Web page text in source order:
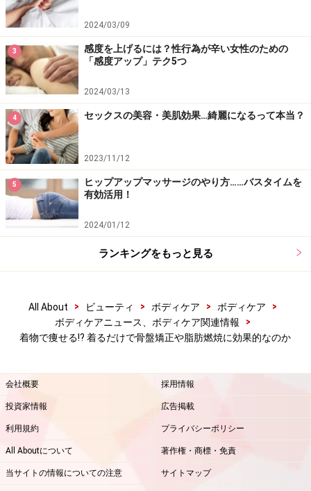
私はすっかり着物生活にハマッてしまいました。
「お出かけ着物」と「自宅で着物」では素
材や着付け方が少し違う
私が「自宅で着物を着ている」というと「大変じゃな
い？」とか「窮屈じゃないの？」と聞かれるのですが、
そんなことはありません。
お出かけ用の着物と自宅用の着物とでは、素材も着付け
以下に簡単にポイントを書いてみます。
2024/03/09
3
感度を上げるには？性行為が辛い女性のための
「感度アップ」テク5つ
2024/03/13
4 セックスの美容・美肌効果…綺麗になるって本当？
2023/11/12
5
ヒップアップマッサージのやり方……バスタイムを
有効活用！
2024/01/12
ランキングをもっと見る
All About > ビューティ > ボディケア > ボディケア
>
ボディケアニュース、ボディケア関連情報
>
着物で痩せる!? 着るだけで骨盤矯正や脂肪燃焼に効果的なのか
会社概要 採用情報
投資家情報 広告掲載
利用規約 プライバシーポリシー
All Aboutについて 著作権・商標・免責
当サイトの情報についての注意 サイトマップ